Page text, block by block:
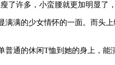
了许多，小蛮腰就更加明显了
满的少女情怀的一面。而头
通的休闲T恤到她的身上，